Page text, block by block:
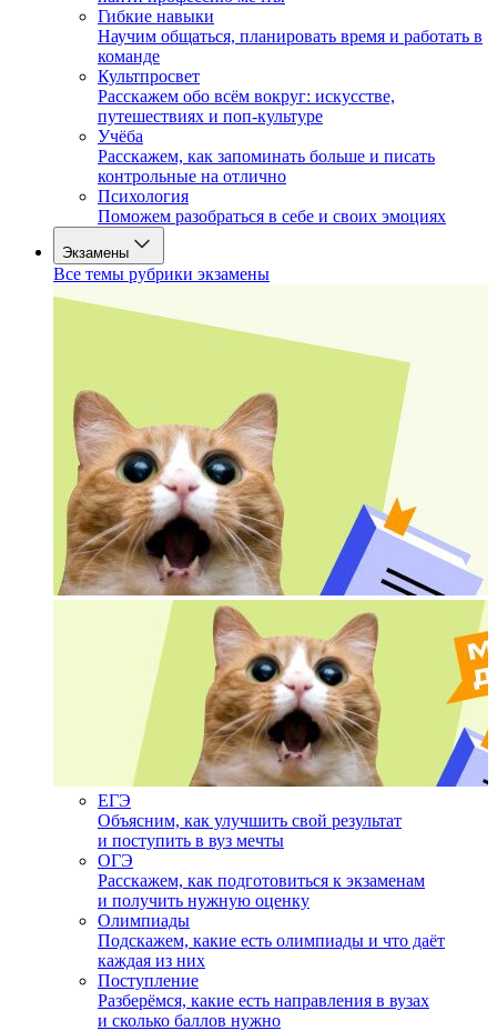
Гибкие навыки
Научим общаться, планировать время и работать в
команде
Культпросвет
Расскажем обо всём вокруг: искусстве,
путешествиях и поп-культуре
Учёба
Расскажем, как запоминать больше и писать
контрольные на отлично
Психология
Поможем разобраться в себе и своих эмоциях
Экзамены
Все темы рубрики экзамены
ЕГЭ
Объясним, как улучшить свой результат
и поступить в вуз мечты
ОГЭ
Расскажем, как подготовиться к экзаменам
и получить нужную оценку
Олимпиады
Подскажем, какие есть олимпиады и что даёт
каждая из них
Поступление
Разберёмся, какие есть направления в вузах
и сколько баллов нужно